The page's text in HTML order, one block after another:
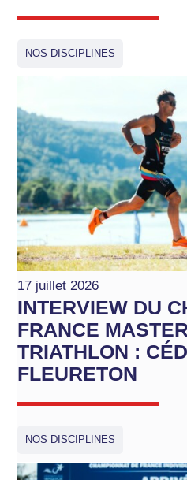
NOS DISCIPLINES
17 juillet 2026
INTERVIEW DU
FRANCE
TRIATHLON :
FLEURETON
NOS DISCIPLINES